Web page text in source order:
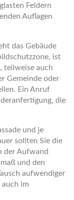
Feldern
Auflagen
das Gebäude
ist
teilweise auch
Gemeinde oder
Ein Anruf
die
und je
sollten Sie die
der Aufwand
und den
aufwendiger
auch im